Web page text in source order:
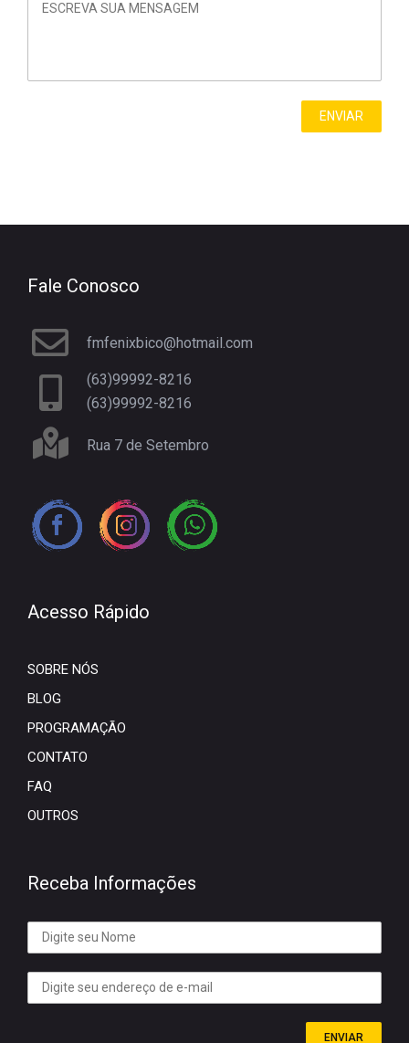
Fale Conosco
fmfenixbico@hotmail.com
(63)99992-8216
(63)99992-8216
Rua 7 de Setembro
Acesso Rápido
SOBRE NÓS
BLOG
PROGRAMAÇÃO
CONTATO
FAQ
OUTROS
Receba Informações
ENVIAR